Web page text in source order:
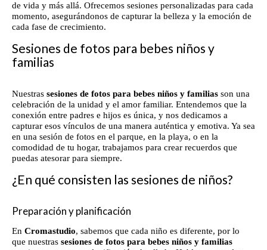
de vida y más allá. Ofrecemos sesiones personalizadas para cada
momento, asegurándonos de capturar la belleza y la emoción de
cada fase de crecimiento.
Sesiones de fotos para bebes niños y
familias
Nuestras sesiones de fotos para bebes niños y familias son una
celebración de la unidad y el amor familiar. Entendemos que la
conexión entre padres e hijos es única, y nos dedicamos a
capturar esos vínculos de una manera auténtica y emotiva. Ya sea
en una sesión de fotos en el parque, en la playa, o en la
comodidad de tu hogar, trabajamos para crear recuerdos que
puedas atesorar para siempre.
¿En qué consisten las sesiones de niños?
Preparación y planificación
En Cromastudio, sabemos que cada niño es diferente, por lo
que nuestras sesiones de fotos para bebes niños y familias